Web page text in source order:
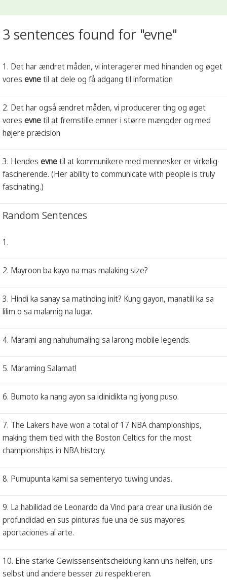
3 sentences found for "evne"
1. Det har ændret måden, vi interagerer med hinanden og øget
vores evnetil at dele og få adgang til information
2. Det har også ændret måden, vi producerer ting og øget
vores evnetil at fremstille emner i større mængder og med
højere præcision
3. Hendes evnetil at kommunikere med mennesker er virkelig
fascinerende. (Her ability to communicate with people is truly
fascinating.)
Random Sentences
1.
2. Mayroon ba kayo na mas malaking size?
3. Hindi ka sanay sa matinding init? Kung gayon, manatili ka sa
lilim o sa malamig na lugar.
4. Marami ang nahuhumaling sa larong mobile legends.
5. Maraming Salamat!
6. Bumoto ka nang ayon sa idinidikta ng iyong puso.
7. The Lakers have won a total of 17 NBA championships,
making them tied with the Boston Celtics for the most
championships in NBA history.
8. Pumupunta kami sa sementeryo tuwing undas.
9. La habilidad de Leonardo da Vinci para crear una ilusión de
profundidad en sus pinturas fue una de sus mayores
aportaciones al arte.
10. Eine starke Gewissensentscheidung kann uns helfen, uns
selbst und andere besser zu respektieren.